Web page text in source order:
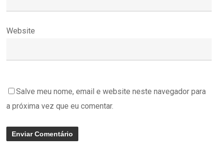
Website
Salve meu nome, email e website neste navegador para
a próxima vez que eu comentar.